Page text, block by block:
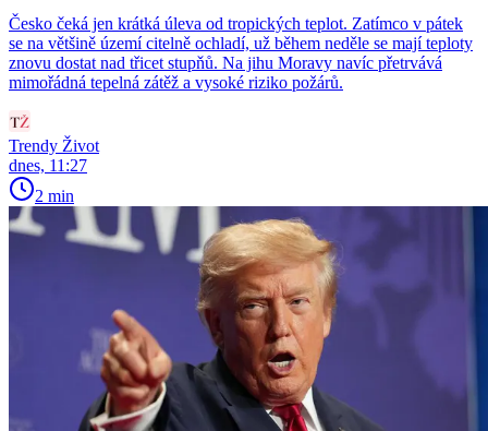
Česko čeká jen krátká úleva od tropických teplot. Zatímco v pátek
se na většině území citelně ochladí, už během neděle se mají teploty
znovu dostat nad třicet stupňů. Na jihu Moravy navíc přetrvává
mimořádná tepelná zátěž a vysoké riziko požárů.
Trendy Život
dnes, 11:27
2 min